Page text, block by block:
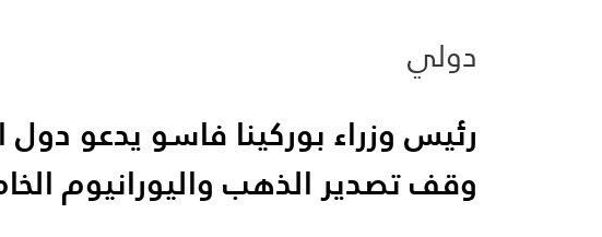
دولي
رئيس وزراء بوركينا فاسو يدعو
وقف تصدير الذهب واليورانيوم